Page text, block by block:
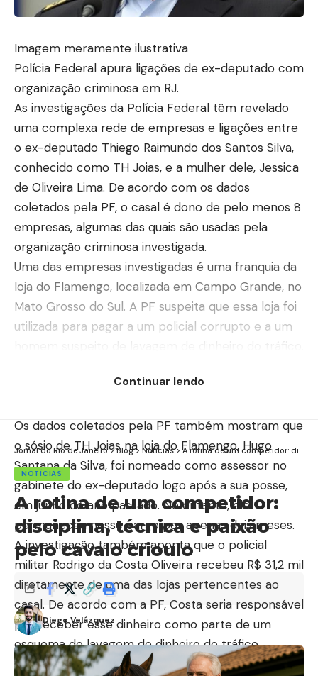
Imagem meramente ilustrativa
Polícia Federal apura ligações de ex-deputado com
organização criminosa em RJ.
As investigações da Polícia Federal têm revelado
uma complexa rede de empresas e ligações entre
o ex-deputado Thiego Raimundo dos Santos Silva,
conhecido como TH Joias, e a mulher dele, Jessica
de Oliveira Lima. De acordo com os dados
coletados pela PF, o casal é dono de pelo menos 8
empresas, algumas das quais são usadas pela
organização criminosa investigada.
Uma das empresas investigadas é uma franquia da
loja do Flamengo, localizada em Campo Grande, no
Mato Grosso do Sul. A PF suspeita que essa loja foi
utilizada para pagar a um policial corrupto e a um
um açougue localizado na Zona Norte do Rio, em
Os dados coletados pela PF também mostram que
o sósio de TH Joias na loja do Flamengo, Hugo
Santana da Silva, foi nomeado como assessor no
gabinete do ex-deputado logo após a sua posse,
em junho do ano passado. No entanto, ele
permaneceu nesse cargo por apenas dois meses.
A investigação também aponta que o policial
militar Rodrigo da Costa Oliveira recebeu R$ 31,2 mil
diretamente de uma das lojas pertencentes ao
casal. De acordo com a PF, Costa seria responsável
por receber esse dinheiro como parte de um
esquema de lavagem de dinheiro do tráfico.
A Polícia Federal está trabalhando para desvendar
Continuar lendo
Jornal do Rio de Janeiro>Blog> Notícias>A rotina de um competidor: disciplina, técnica e paixão pelo cavalo crioulo
NOTÍCIAS
A rotina de um competidor:
disciplina, técnica e paixão
pelo cavalo crioulo
Diego Velázquez